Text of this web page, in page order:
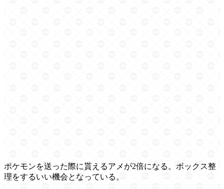
ポケモンを送った際に貰えるアメが2倍になる。ボックス整
理をするいい機会となっている。